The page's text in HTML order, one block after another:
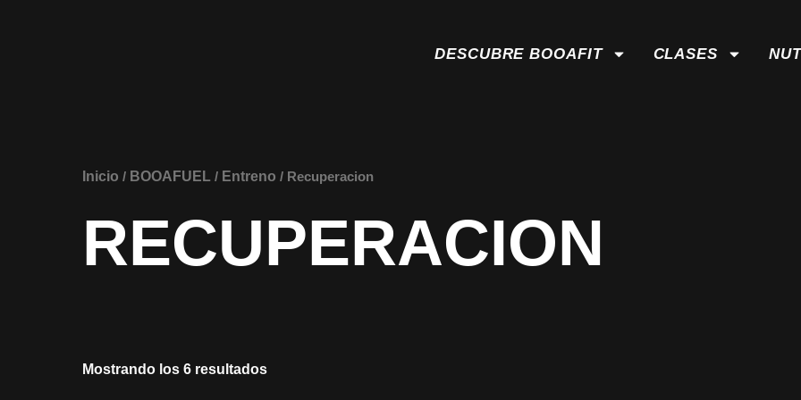
DESCUBRE BOOAFIT CLASES
Inicio / BOOAFUEL / Entreno / Recuperacion
RECUPERACION
Mostrando los 6 resultados